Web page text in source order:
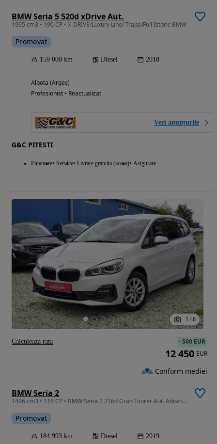
BMW Seria 5 520d xDrive Aut.
1995 cm3 • 190 CP • X-DRIVE/Luxury Line/ Trapa/Full Istoric BMW
Promovat
159 000 km Diesel 2018
Albota (Arges)
Profesionist • Reactualizat
Vezi anunțurile
G&C PITESTI
Finantare Service Livrare gratuita (acasa) Asigurare
1 / 6
BMW Seria 2
1496 cm3 • 116 CP • BMW Seria 2 216d Gran Tourer Aut. Advantage
Promovat
184 993 km Diesel 2019
-500 EUR
12 450 EUR
Conform mediei
Calculeaza rata